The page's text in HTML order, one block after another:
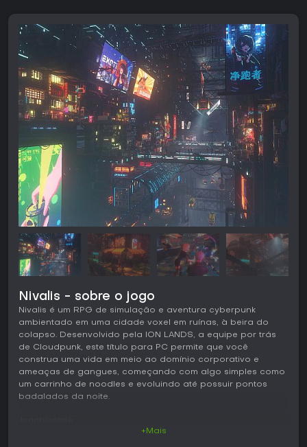
Nivalis - sobre o jogo
Nivalis é um RPG de simulação e aventura cyberpunk
ambientado em uma cidade voxel em ruínas, à beira do
colapso. Desenvolvido pela ION LANDS, a equipe por trás
de Cloudpunk, este título para PC permite que você
construa uma vida em meio ao domínio corporativo e
ameaças de gangues, começando com algo simples como
um carrinho de noodles e evoluindo até possuir pontos
badalados da noite.
+Mais